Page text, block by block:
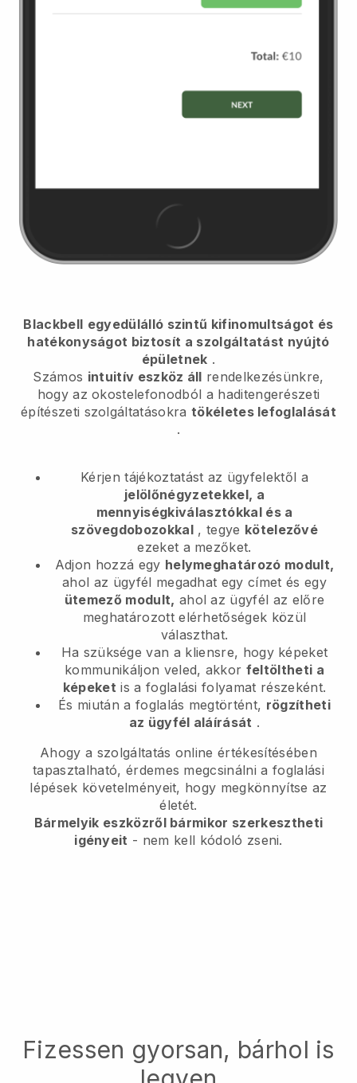
Blackbell egyedülálló szintű kifinomultságot és
hatékonyságot biztosít a szolgáltatást nyújtó
épületnek .
Számos intuitív eszköz áll rendelkezésünkre,
hogy az okostelefonodból a haditengerészeti
építészeti szolgáltatásokra tökéletes lefoglalását
.
Kérjen tájékoztatást az ügyfelektől a
jelölőnégyzetekkel, a
mennyiségkiválasztókkal és a
szövegdobozokkal , tegye kötelezővé
ezeket a mezőket.
Adjon hozzá egy helymeghatározó modult,
ahol az ügyfél megadhat egy címet és egy
ütemező modult, ahol az ügyfél az előre
meghatározott elérhetőségek közül
választhat.
Ha szüksége van a kliensre, hogy képeket
kommunikáljon veled, akkor feltöltheti a
képeket is a foglalási folyamat részeként.
És miután a foglalás megtörtént, rögzítheti
az ügyfél aláírását .
Ahogy a szolgáltatás online értékesítésében
tapasztalható, érdemes megcsinálni a foglalási
lépések követelményeit, hogy megkönnyítse az
életét.
Bármelyik eszközről bármikor szerkesztheti
igényeit - nem kell kódoló zseni.
Fizessen gyorsan, bárhol is